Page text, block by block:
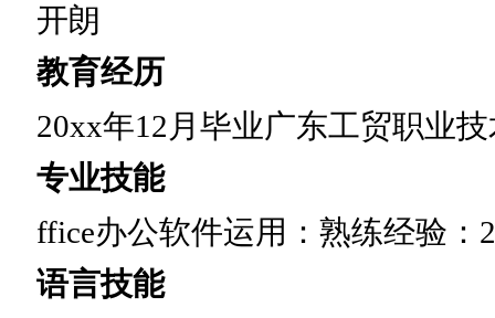
开朗
教育经历
20xx年12月毕业广东工贸职业
专业技能
ffice办公软件运用：熟练经验：
语言技能